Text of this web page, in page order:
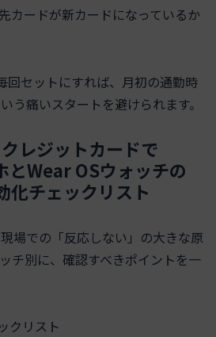
カードが新カードになっているか
回セットにすれば、月初の通勤時
う痛いスタートを避けられます。
レジットカードで
Wear OSウォッチの
化チェックリスト
場での「反応しない」の大きな原
チ別に、確認すべきポイントを一
クリスト